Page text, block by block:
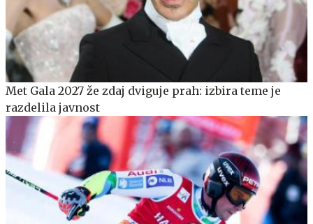
Met Gala 2027 že zdaj dviguje prah: izbira teme je
razdelila javnost